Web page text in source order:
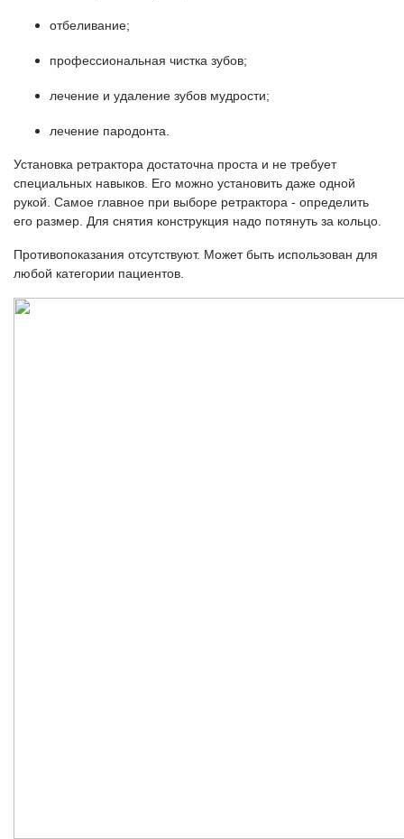
отбеливание;
профессиональная чистка зубов;
лечение и удаление зубов мудрости;
лечение пародонта.
Установка ретрактора достаточна проста и не требует
специальных навыков. Его можно установить даже одной
рукой. Самое главное при выборе ретрактора - определить
его размер. Для снятия конструкция надо потянуть за кольцо.
Противопоказания отсутствуют. Может быть использован для
любой категории пациентов.